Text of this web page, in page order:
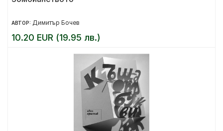
АВТОР: Димитър Бочев
10.20 EUR (19.95 лв.)